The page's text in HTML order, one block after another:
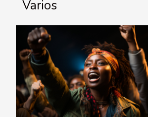
Varios